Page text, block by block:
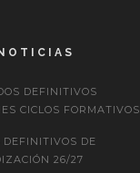
DEFINITIVOS
CICLOS FORMATIVOS
DEFINITIVOS DE
26/27